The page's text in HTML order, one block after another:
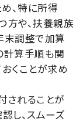
、特に所得
や、扶養親族
末調整で加算
計算手順も関
くことが求め
されることが
し、スムーズ